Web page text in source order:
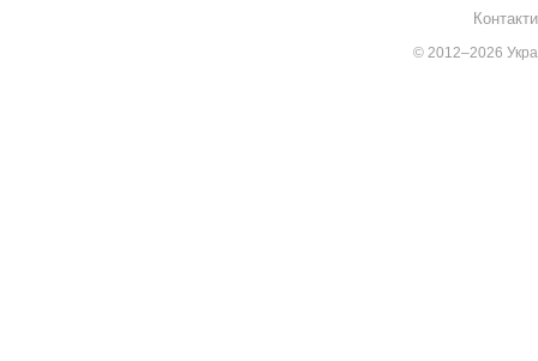
© 2012–2026